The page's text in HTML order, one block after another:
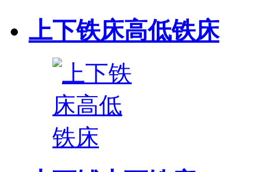
上下铁床高低铁床